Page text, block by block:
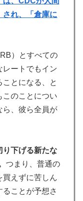
され、「倉庫に
）とすべての
レートでもイン
とになる、と
このことについ
ら、彼ら全員が
り下げる新たな
つまり、普通の
買えずに苦しん
ことが予想さ